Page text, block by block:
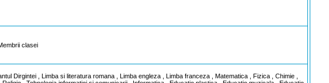
clasei
Dirgintei , Limba si literatura romana , Limba engleza , Limba franceza , Matematica , Fizica , Chimie ,